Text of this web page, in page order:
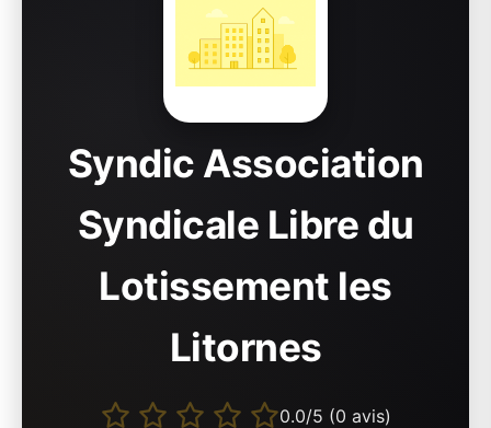
Syndic Association
Syndicale Libre du
Lotissement les
Litornes
0.0/5 (0 avis)